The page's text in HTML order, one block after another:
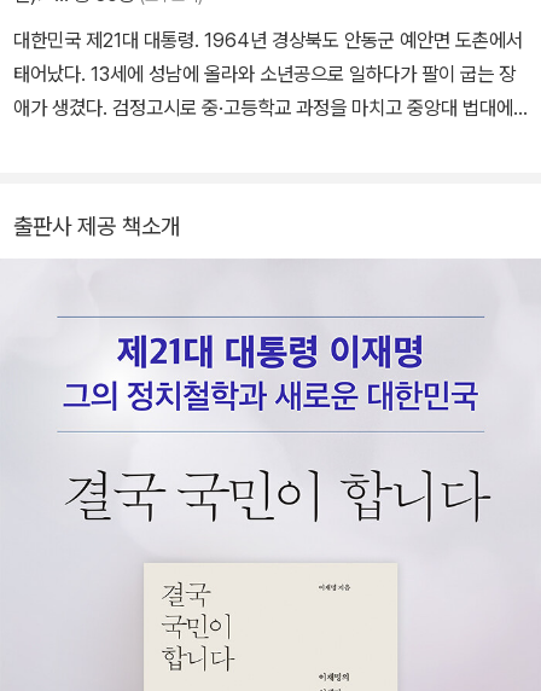
대한민국 제21대 대통령. 1964년 경상북도 안동군 예안면 도촌에서
태어났다. 13세에 성남에 올라와 소년공으로 일하다가 팔이 굽는 장
애가 생겼다. 검정고시로 중·고등학교 과정을 마치고 중앙대 법대에
고 파격적인 행보로 시민들의 지지를 얻었다. 계파와 상관없는 독자
권에 직언을 마다하지 않는 이재명식 행정을 사람들은 ‘사이다’라고
불렀다. 이후 경기도지사를 거쳐 제20대 대통령선거에 출마해 낙선
했으나, 제21대 대선에 다시 출마하여 당선되었다.
출판사 제공 책소개